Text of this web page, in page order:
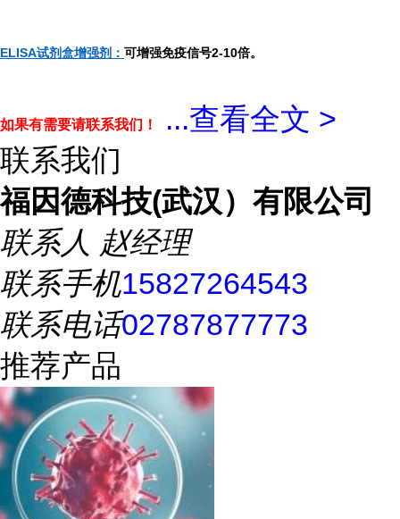
ELISA试剂盒增强剂： 可增强免疫信号2-10倍。
如果有需要请联系我们！ ...查看全文 >
联系我们
福因德科技(武汉）有限公司
联系人 赵经理
联系手机15827264543
联系电话02787877773
推荐产品